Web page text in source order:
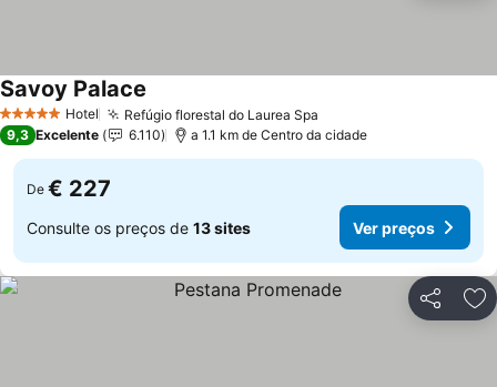
5 Estrelas Hotel Refúgio florestal do Laurea Spa
Savoy Palace
9,3 Excelente 6.110 a 1.1 km de Centro da cidade
De € 227
Consulte os preços de 13 sites Ver preços
Partilhar